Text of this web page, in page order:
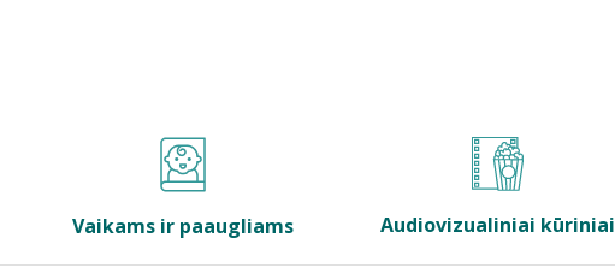
Vaikams ir paaugliams Audiovizualiniai kūriniai